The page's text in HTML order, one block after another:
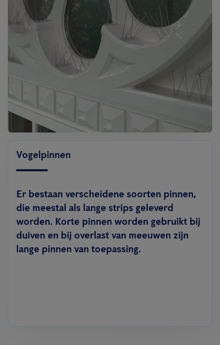
Vogelpinnen
Er bestaan verscheidene soorten pinnen,
die meestal als lange strips geleverd
worden. Korte pinnen worden gebruikt bij
duiven en bij overlast van meeuwen zijn
lange pinnen van toepassing.